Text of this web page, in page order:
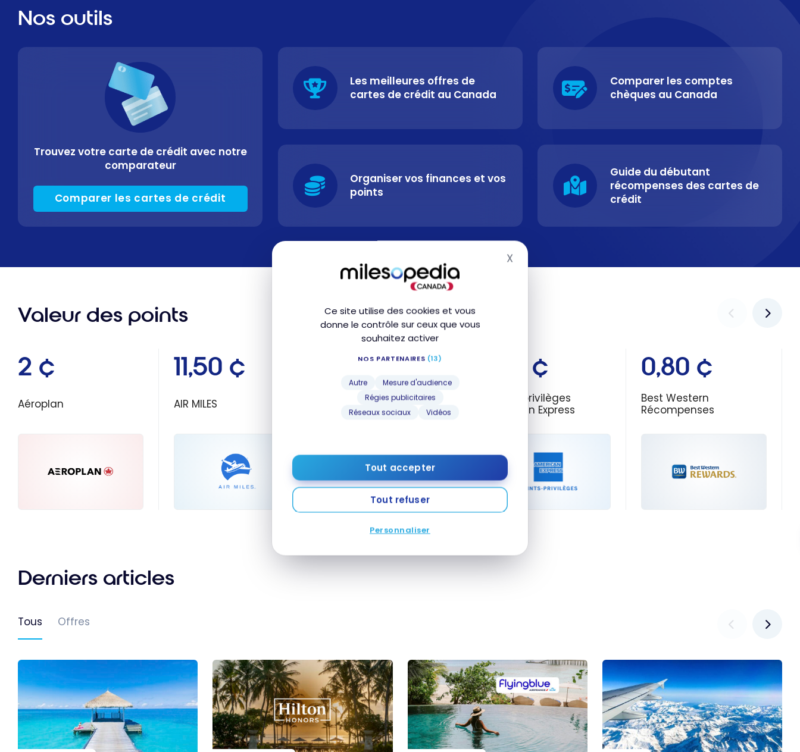
Ce site utilise des cookies et vous
donne le contrôle sur ceux que vous
souhaitez activer
NOS PARTENAIRES (13)
Autre
Mesure d'audience
Régies publicitaires
Réseaux sociaux
Vidéos
Tout accepter
Tout refuser
Personnaliser
XMasquer le bandeau des cookies
Nos outils
Trouvez votre carte de crédit avec notre
comparateur
Comparer les cartes de crédit
Les meilleures offres de
cartes de crédit au Canada
Comparer les comptes
chèques au Canada
Organiser vos finances et vos
points
Guide du débutant
récompenses des cartes de
crédit
Valeur des points
2 ¢
Aéroplan
11,50 ¢
AIR MILES
2 ¢
Atmos Rewards
1,70 ¢
Points-privilèges
American Express
0,80 ¢
Best Western
Récompenses
Derniers articles
Tous Offres